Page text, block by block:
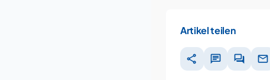
Artikel teilen
share chat forum mail